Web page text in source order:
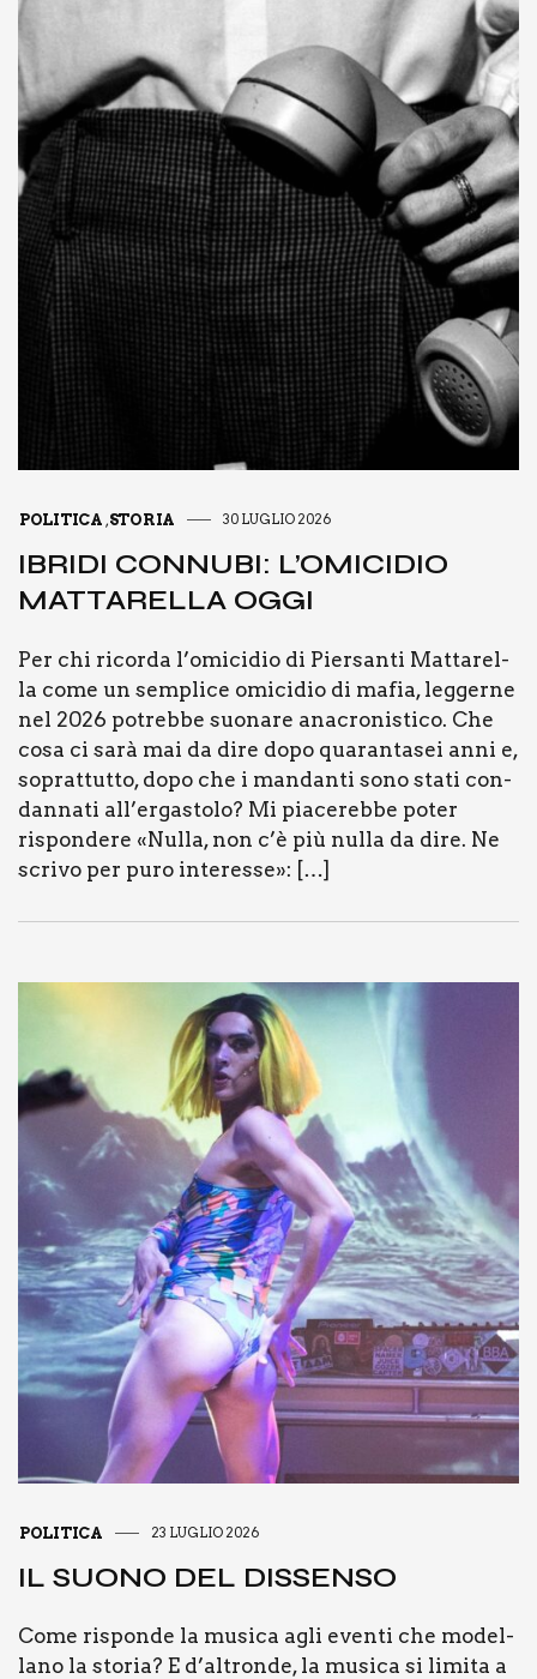
POLITICA ,STORIA 30 LUGLIO 2026
IBRI­DI CON­NU­BI: L’O­MI­CI­DIO
MAT­TA­REL­LA OGGI
Per chi ricor­da l’omicidio di Pier­san­ti Mat­ta­rel­
la come un sem­pli­ce omi­ci­dio di mafia, leg­ger­ne
nel 2026 potreb­be suo­na­re ana­cro­ni­sti­co. Che
cosa ci sarà mai da dire dopo qua­ran­ta­sei anni e,
soprat­tut­to, dopo che i man­dan­ti sono sta­ti con­
dan­na­ti all’ergastolo? Mi pia­ce­reb­be poter
rispon­de­re «Nul­la, non c’è più nul­la da dire. Ne
scri­vo per puro inte­res­se»: […]
POLITICA 23 LUGLIO 2026
IL SUO­NO DEL DIS­SEN­SO
Come rispon­de la musi­ca agli even­ti che model­
la­no la sto­ria? E d’altronde, la musi­ca si limi­ta a